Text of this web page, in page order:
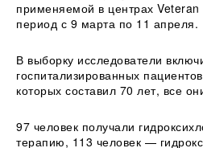
применяемой в центрах
период с 9 марта по 11 апреля.
В выборку исследователи
госпитализированных
которых составил 70 лет, все
97 человек получали
терапию, 113 человек —